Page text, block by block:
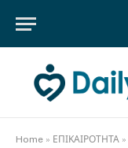
Home » ΕΠΙΚΑΙΡΟΤΗΤΑ »